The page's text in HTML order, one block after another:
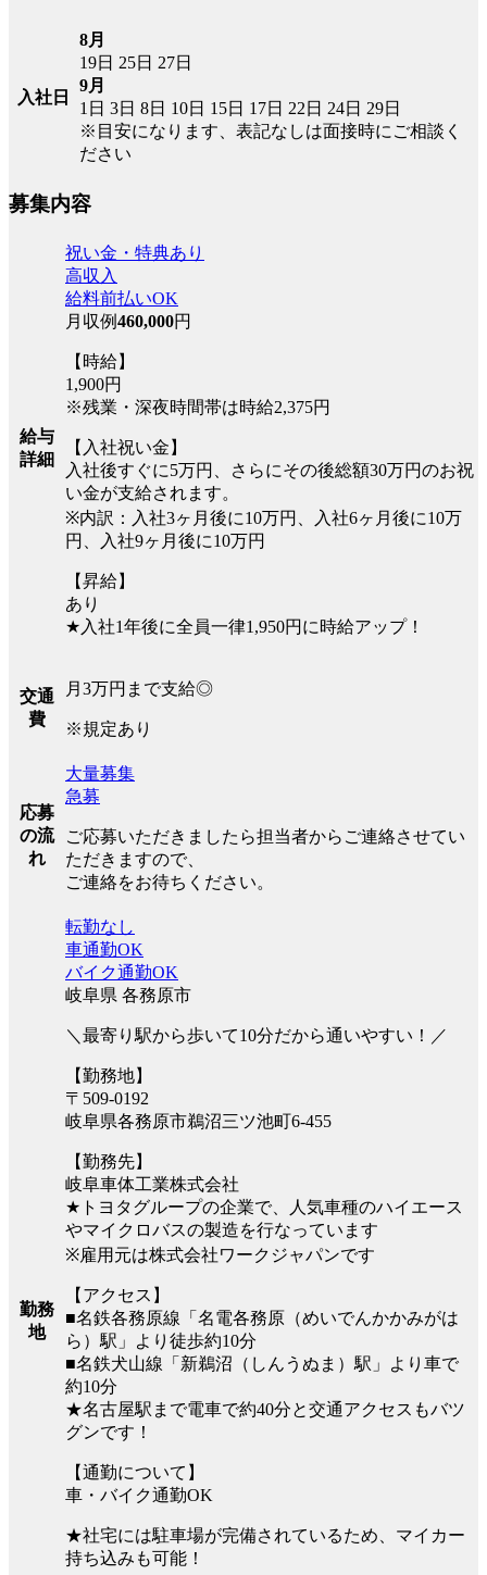
入社日
8月
19日 25日 27日
9月
1日 3日 8日 10日 15日 17日 22日 24日 29日
※目安になります、表記なしは面接時にご相談く
ださい
募集内容
給与
詳細
祝い金・特典あり
高収入
給料前払いOK
月収例460,000円
【時給】
1,900円
※残業・深夜時間帯は時給2,375円
【入社祝い金】
入社後すぐに5万円、さらにその後総額30万円のお祝
い金が支給されます。
※内訳：入社3ヶ月後に10万円、入社6ヶ月後に10万
円、入社9ヶ月後に10万円
【昇給】
あり
★入社1年後に全員一律1,950円に時給アップ！
交通
費
月3万円まで支給◎
※規定あり
応募
の流
れ
大量募集
急募
ご応募いただきましたら担当者からご連絡させてい
ただきますので、
ご連絡をお待ちください。
勤務
地
転勤なし
車通勤OK
バイク通勤OK
岐阜県 各務原市
＼最寄り駅から歩いて10分だから通いやすい！／
【勤務地】
〒509-0192
岐阜県各務原市鵜沼三ツ池町6-455
【勤務先】
岐阜車体工業株式会社
★トヨタグループの企業で、人気車種のハイエース
やマイクロバスの製造を行なっています
※雇用元は株式会社ワークジャパンです
【アクセス】
■名鉄各務原線「名電各務原（めいでんかかみがは
ら）駅」より徒歩約10分
■名鉄犬山線「新鵜沼（しんうぬま）駅」より車で
約10分
★名古屋駅まで電車で約40分と交通アクセスもバツ
グンです！
【通勤について】
車・バイク通勤OK
★社宅には駐車場が完備されているため、マイカー
持ち込みも可能！